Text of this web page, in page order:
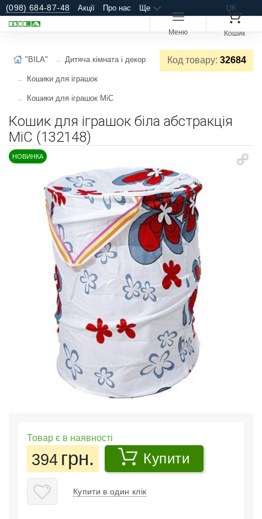
(098) 684-87-48 Акції Про нас Ще UK
Меню Кошик
Код товару: 32684
"BILA" Дитяча кімната і декор
Кошики для іграшок
Кошики для іграшок MiC
Кошик для іграшок біла абстракція
MiC (132148)
НОВИНКА
Товар є в наявності
394 грн. Купити
Купити в один клік